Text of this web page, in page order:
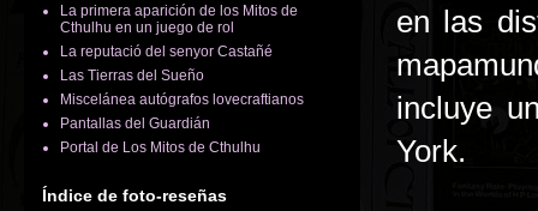
en las
incluye
York.
La primera aparición de los Mitos de
Cthulhu en un juego de rol
La reputació del senyor Castañé
Las Tierras del Sueño
Miscelánea autógrafos lovecraftianos
Pantallas del Guardián
Portal de Los Mitos de Cthulhu
Índice de foto-reseñas